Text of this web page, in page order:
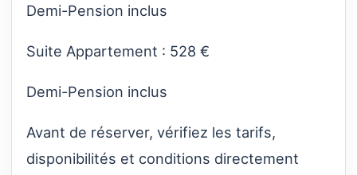
Demi-Pension inclus
Suite Appartement : 528 €
Demi-Pension inclus
Avant de réserver, vérifiez les tarifs,
disponibilités et conditions directement